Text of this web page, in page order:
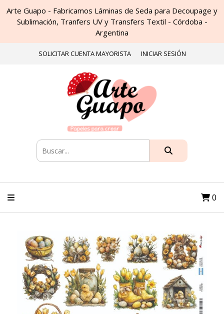
Arte Guapo - Fabricamos Láminas de Seda para Decoupage y
Sublimación, Tranfers UV y Transfers Textil - Córdoba -
Argentina
SOLICITAR CUENTA MAYORISTA INICIAR SESIÓN
0